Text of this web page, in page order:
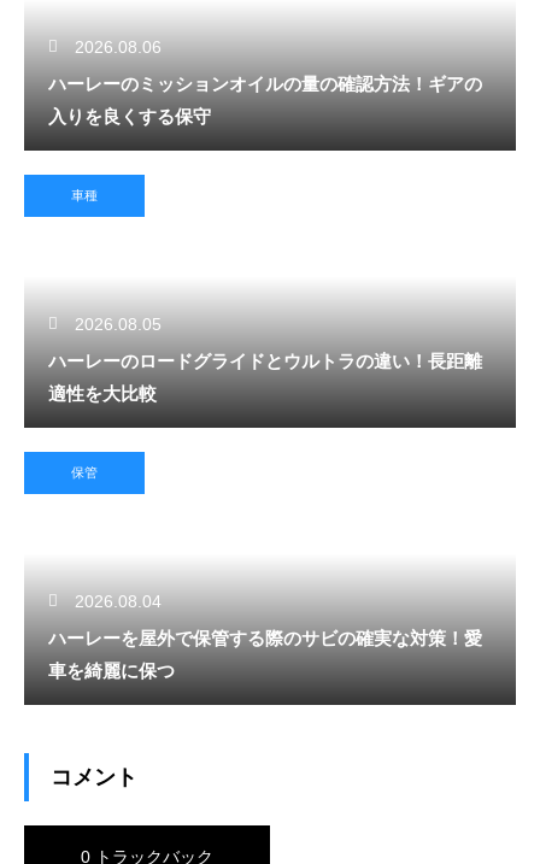
2026.08.06
ハーレーのミッションオイルの量の確認方法！ギアの
入りを良くする保守
車種
2026.08.05
ハーレーのロードグライドとウルトラの違い！長距離
適性を大比較
保管
2026.08.04
ハーレーを屋外で保管する際のサビの確実な対策！愛
車を綺麗に保つ
コメント
0 トラックバック